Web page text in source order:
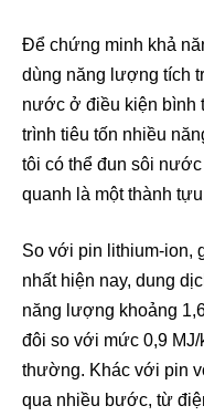
Để chứng minh khả
dùng năng lượng tích
nước ở điều kiện bình
trình tiêu tốn nhiều
tôi có thể đun sôi
quanh là một thành
So với pin lithium-ion,
nhất hiện nay, dung
năng lượng khoảng
đôi so với mức 0,9
thường. Khác với pin
qua nhiều bước, từ